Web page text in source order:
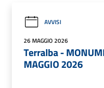
AVVISI
26 MAGGIO 2026
Terralba -
MAGGIO 2026